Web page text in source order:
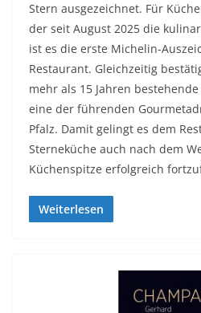
Stern ausgezeichnet. Für
der seit August 2025 die
ist es die erste Michelin-
Restaurant. Gleichzeitig
mehr als 15 Jahren
eine der führenden
Pfalz. Damit gelingt es dem
Sterneküche auch nach dem
Küchenspitze erfolgreich
Weiterlesen